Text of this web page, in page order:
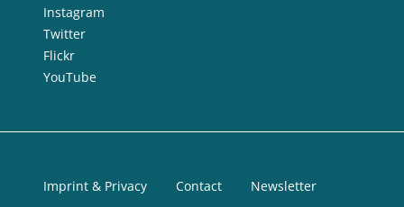
Instagram
Twitter
Flickr
YouTube
Imprint & Privacy Contact Newsletter